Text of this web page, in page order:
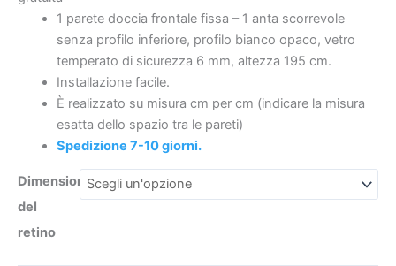
€344
1 parete doccia frontale fissa – 1 anta scorrevole
senza profilo inferiore, profilo bianco opaco, vetro
temperato di sicurezza 6 mm, altezza 195 cm.
Installazione facile.
È realizzato su misura cm per cm (indicare la misura
esatta dello spazio tra le pareti)
Spedizione 7-10 giorni.
Dimensioni
del
retino
trattamento
anticalcare.
Finitura
BIANCO
OPACO.
quantità